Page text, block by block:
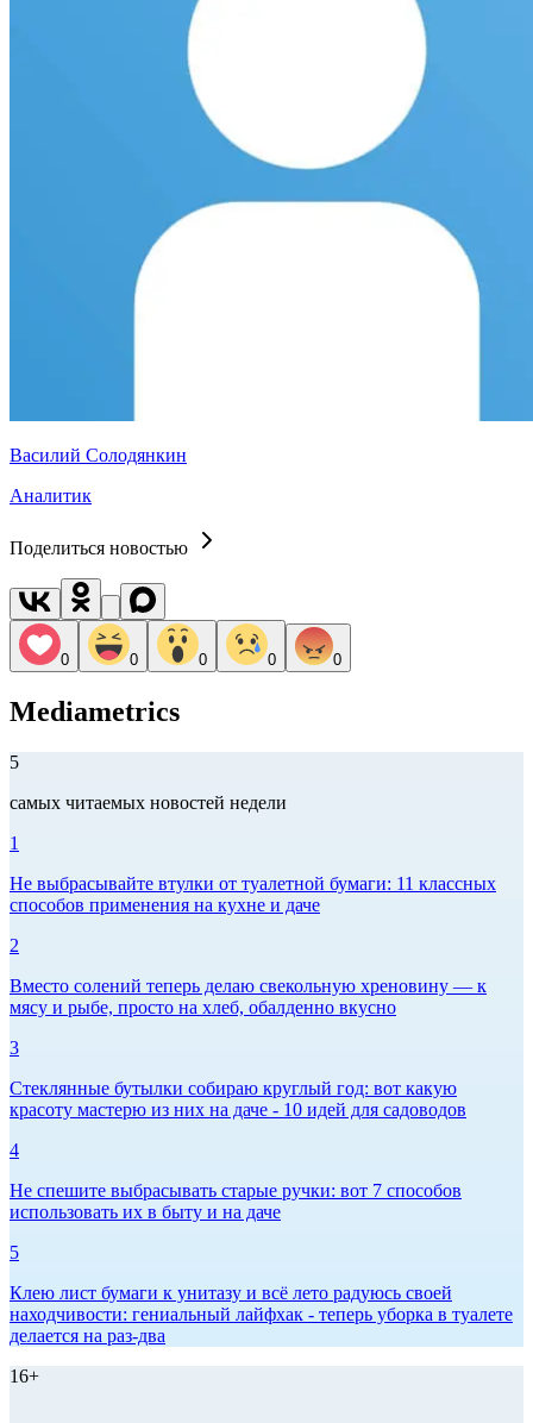
Василий Солодянкин
Аналитик
Поделиться новостью
0 0 0 0 0
Mediametrics
5
самых читаемых новостей недели
1
Не выбрасывайте втулки от туалетной бумаги: 11 классных
способов применения на кухне и даче
2
Вместо солений теперь делаю свекольную хреновину — к
мясу и рыбе, просто на хлеб, обалденно вкусно
3
Стеклянные бутылки собираю круглый год: вот какую
красоту мастерю из них на даче - 10 идей для садоводов
4
Не спешите выбрасывать старые ручки: вот 7 способов
использовать их в быту и на даче
5
Клею лист бумаги к унитазу и всё лето радуюсь своей
находчивости: гениальный лайфхак - теперь уборка в туалете
делается на раз-два
16+